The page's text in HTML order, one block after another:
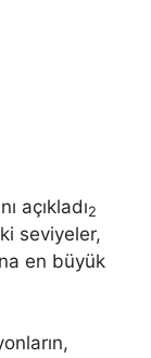
açıkladı2
seviyeler,
en büyük